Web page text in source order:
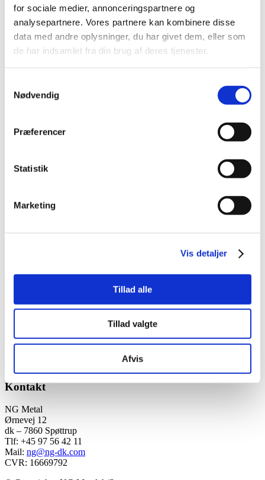
for sociale medier, annonceringspartnere og
analysepartnere. Vores partnere kan kombinere disse
data med andre oplysninger, du har givet dem, eller som
de har indsamlet fra din brug af deres tjenester.
Nødvendig
Præferencer
Statistik
Marketing
Vis detaljer
Tillad alle
Tillad valgte
Afvis
Menu Menu
0 replies
Skriv en kommentar
Din e-mailadresse vil ikke blive publiceret.
Krævede felter er
Navn *
Kontakt
NG Metal
Ørnevej 12
dk – 7860 Spøttrup
Tlf: +45 97 56 42 11
Mail: ng@ng-dk.com
CVR: 16669792